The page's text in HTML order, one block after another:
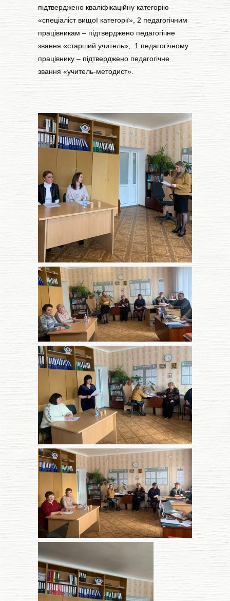
підтверджено кваліфікаційну категорію
«спеціаліст вищої категорії», 2 педагогічним
працівникам – підтверджено педагогічне
звання «старший учитель», 1 педагогічному
працівнику – підтверджено педагогічне
звання «учитель-методист».